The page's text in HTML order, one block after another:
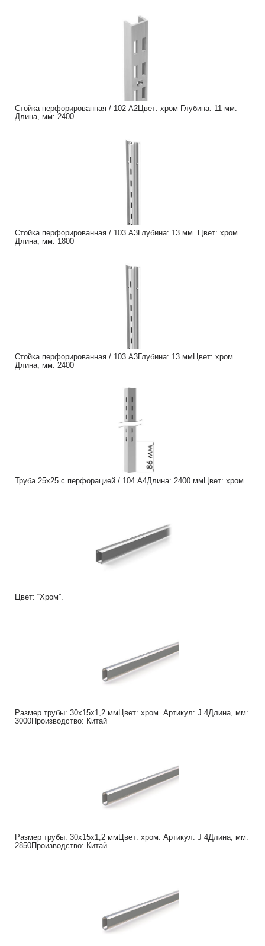
Стойка перфорированная / 102 A2Цвет: хром Глубина: 11 мм.
Длина, мм: 2400
Стойка перфорированная / 103 A3Глубина: 13 мм. Цвет: хром.
Длина, мм: 1800
Стойка перфорированная / 103 A3Глубина: 13 ммЦвет: хром.
Длина, мм: 2400
Труба 25х25 с перфорацией / 104 А4Длина: 2400 ммЦвет: хром.
Цвет: “Хром”.
Размер трубы: 30х15х1,2 ммЦвет: хром. Артикул: J 4Длина, мм:
3000Производство: Китай
Размер трубы: 30х15х1,2 ммЦвет: хром. Артикул: J 4Длина, мм:
2850Производство: Китай